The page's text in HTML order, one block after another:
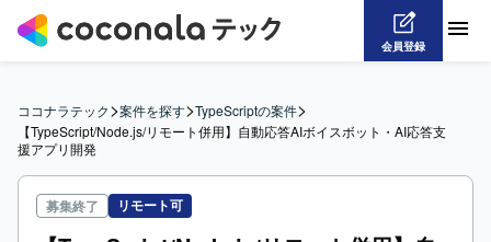
会員登録
ココナラテック>案件を探す>TypeScriptの案件>
【TypeScript/Node.js/リモート併用】自動応答AIボイスボット・AI応答支
援アプリ開発
募集終了 リモート可